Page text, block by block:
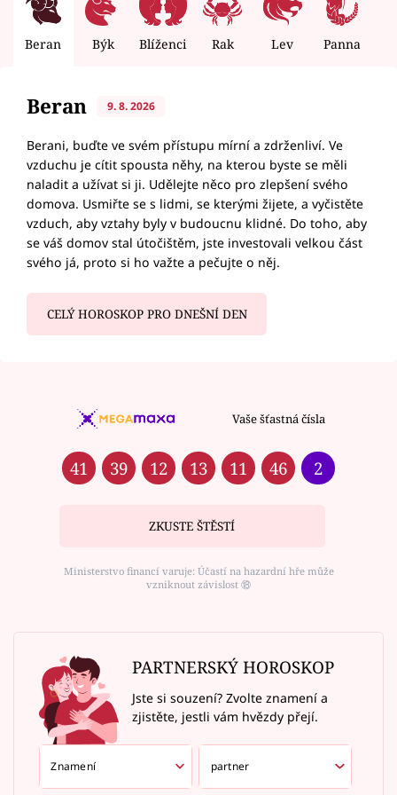
Beran Býk Blíženci Rak Lev Panna
Beran 9. 8. 2026
Berani, buďte ve svém přístupu mírní a zdrženliví. Ve
vzduchu je cítit spousta něhy, na kterou byste se měli
naladit a užívat si ji. Udělejte něco pro zlepšení svého
domova. Usmiřte se s lidmi, se kterými žijete, a vyčistěte
vzduch, aby vztahy byly v budoucnu klidné. Do toho, aby
se váš domov stal útočištěm, jste investovali velkou část
svého já, proto si ho važte a pečujte o něj.
CELÝ HOROSKOP PRO DNEŠNÍ DEN
Vaše šťastná čísla
41 39 12 13 11 46 2
ZKUSTE ŠTĚSTÍ
Ministerstvo financí varuje: Účastí na hazardní hře může
vzniknout závislost ⑱
PARTNERSKÝ HOROSKOP
Jste si souzení? Zvolte znamení a
zjistěte, jestli vám hvězdy přejí.